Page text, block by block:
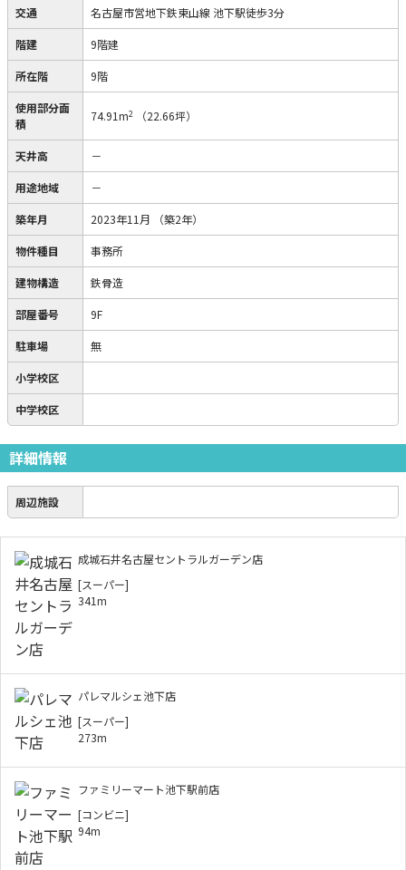
交通 名古屋市営地下鉄東山線 池下駅徒歩3分
階建 9階建
所在階 9階
使用部分面
積
74.91m2 （22.66坪）
天井高 －
用途地域 －
築年月 2023年11月 （築2年）
物件種目 事務所
建物構造 鉄骨造
部屋番号 9F
駐車場 無
小学校区
中学校区
詳細情報
周辺施設
成城石井名古屋セントラルガーデン店
[スーパー]
341m
パレマルシェ池下店
[スーパー]
273m
ファミリーマート池下駅前店
[コンビニ]
94m